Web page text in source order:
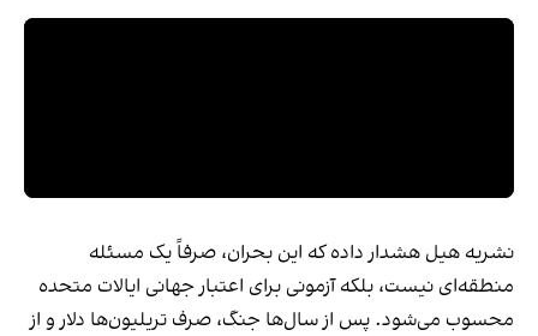
نشریه هیل هشدار داده که این بحران، صرفاً یک مسئله
منطقه‌ای نیست، بلکه آزمونی برای اعتبار جهانی ایالات متحده
محسوب می‌شود. پس از سال‌ها جنگ، صرف تریلیون‌ها دلار و از